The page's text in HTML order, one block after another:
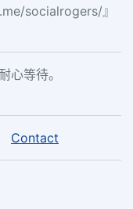
socialrogers/』
心等待。
Contact